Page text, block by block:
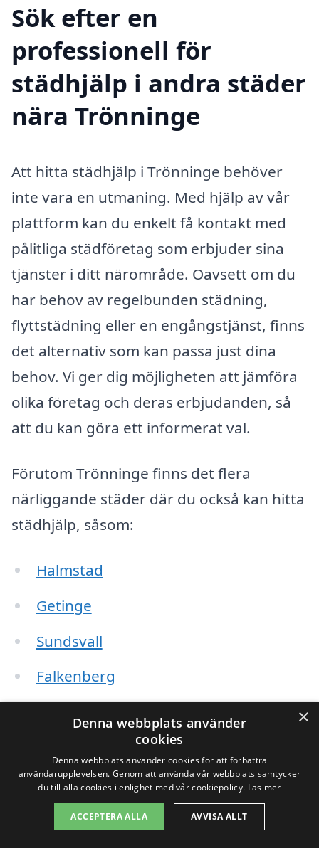
Sök efter en
professionell för
städhjälp i andra städer
nära Trönninge
Att hitta städhjälp i Trönninge behöver
inte vara en utmaning. Med hjälp av vår
plattform kan du enkelt få kontakt med
pålitliga städföretag som erbjuder sina
tjänster i ditt närområde. Oavsett om du
har behov av regelbunden städning,
flyttstädning eller en engångstjänst, finns
det alternativ som kan passa just dina
behov. Vi ger dig möjligheten att jämföra
olika företag och deras erbjudanden, så
att du kan göra ett informerat val.
Förutom Trönninge finns det flera
närliggande städer där du också kan hitta
städhjälp, såsom:
Halmstad
Getinge
Sundsvall
Falkenberg
Örjan
Kvibille
×
Denna webbplats använder
cookies
Denna webbplats använder cookies för att förbättra
användarupplevelsen. Genom att använda vår webbplats samtycker
du till alla cookies i enlighet med vår cookiepolicy. Läs mer
ACCEPTERA ALLA AVVISA ALLT